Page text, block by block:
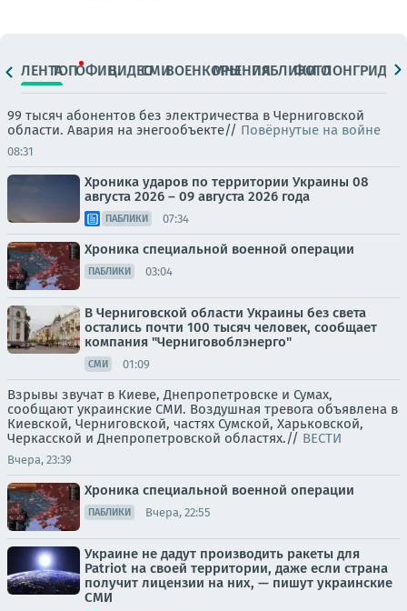
ЛЕНТАТОПОФИЦ.ВИДЕОСМИВОЕНКОРЫМНЕНИЯПАБЛИКИ
ФОТОЛОНГРИДЫ
99 тысяч абонентов без электричества в Черниговской
области. Авария на энегообъекте// Повёрнутые на войне
08:31
Хроника ударов по территории Украины 08
августа 2026 – 09 августа 2026 года
ПАБЛИКИ 07:34
Хроника специальной военной операции
ПАБЛИКИ 03:04
В Черниговской области Украины без света
остались почти 100 тысяч человек, сообщает
компания "Черниговоблэнерго"
СМИ 01:09
Взрывы звучат в Киеве, Днепропетровске и Сумах,
сообщают украинские СМИ. Воздушная тревога объявлена в
Киевской, Черниговской, частях Сумской, Харьковской,
Черкасской и Днепропетровской областях.// ВЕСТИ
Вчера, 23:39
Хроника специальной военной операции
ПАБЛИКИ Вчера, 22:55
Украине не дадут производить ракеты для
Patriot на своей территории, даже если страна
получит лицензии на них, — пишут украинские
СМИ